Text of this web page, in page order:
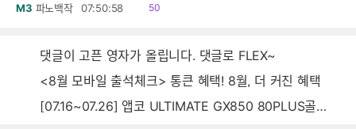
M3 파노백작 07:50:58
읽
50
댓글이 고픈 영자가 올립니다. 댓글로 FLEX~
<8월 모바일 출석체크> 통큰 혜택! 8월, 더 커진 혜택
[07.16~07.26] 앱코 ULTIMATE GX850 80PLUS골드 풀모듈러 ATX3.0 블랙